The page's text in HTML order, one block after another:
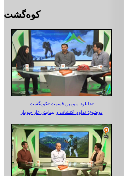
کوه‌گشت
دانلود سومین قسمت «کوه‌گشت»
موضوع: تداوم اکتشاف و پیمایش غار جوجار